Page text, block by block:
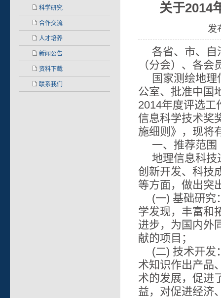
科学研究
合作交流
人才培养
新闻公告
资料下载
联系我们
关于2014
发
各省、市、
（分会）、各
国家测绘地
公室、批准中国
2014年度评选工
信息科学技术奖
施细则》，现将
一、推荐范围
地理信息科
创新开发、科技
等方面，做出突
(一) 基础研究
学发现，丰富和
进步，为国内外
献的项目；
(二) 技术开发
术知识作出产品
术的发展，促进
益，对促进经济